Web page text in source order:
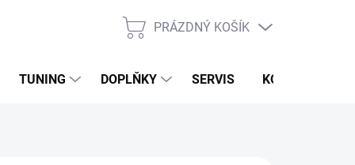
NÁKUPNÍ
PRÁZDNÝ KOŠÍK
TUNING DOPLŇKY SERVIS KONTAKTY